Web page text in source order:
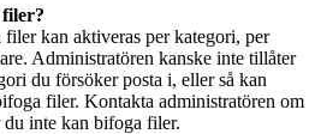
kan aktiveras per kategori, per
Administratören kanske inte tillåter
du försöker posta i, eller så kan
filer. Kontakta administratören om
inte kan bifoga filer.